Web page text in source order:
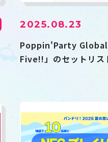
2025.08.23
Poppin'Party
Five!!」のセットリス